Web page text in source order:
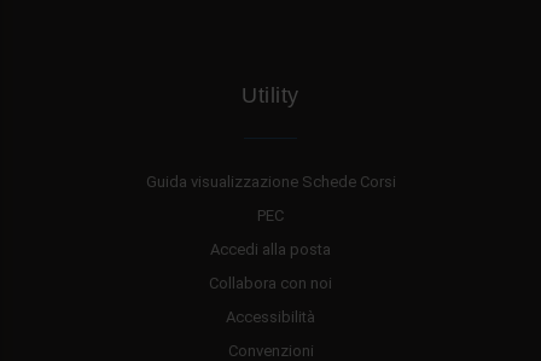
Utility
Guida visualizzazione Schede Corsi
PEC
Accedi alla posta
Collabora con noi
Accessibilità
Convenzioni